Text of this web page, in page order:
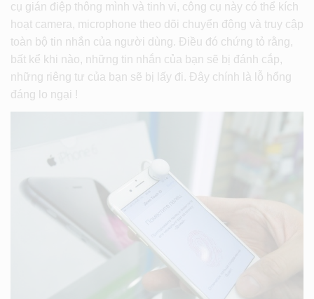
cụ gián điệp thông mình và tinh vi, công cụ này có thể kích
hoạt camera, microphone theo dõi chuyển động và truy cập
toàn bộ tin nhắn của người dùng. Điều đó chứng tỏ rằng,
bất kể khi nào, những tin nhắn của bạn sẽ bị đánh cắp,
những riêng tư của bạn sẽ bị lấy đi. Đây chính là lỗ hổng
đáng lo ngại !